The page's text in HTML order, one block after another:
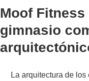
Moof
gimnasio
La arquitectura de